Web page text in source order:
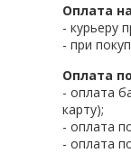
Оплата
- курьеру
- при
Оплата
- оплата
карту);
- оплата
- оплата